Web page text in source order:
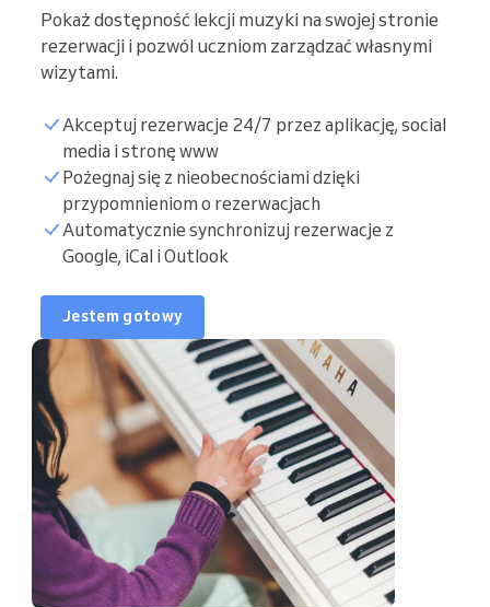
Lista uczniów
Pokaż dostępność lekcji muzyki na swojej stronie
rezerwacji i pozwól uczniom zarządzać własnymi
wizytami.
Akceptuj rezerwacje 24/7 przez aplikację, social
media i stronę www
Pożegnaj się z nieobecnościami dzięki
przypomnieniom o rezerwacjach
Automatycznie synchronizuj rezerwacje z
Google, iCal i Outlook
Jestem gotowy